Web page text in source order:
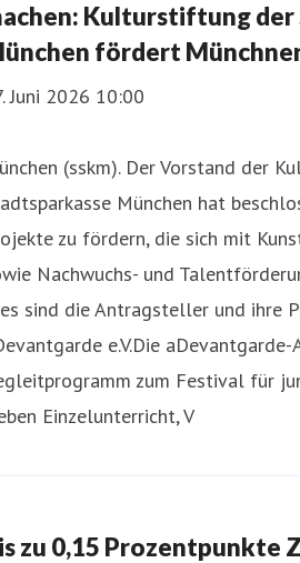
Kulturstiftung der
fördert
Juni 2026 10:00
(sskm). Der Vorstand der
München hat
zu fördern, die sich mit
Nachwuchs- und
sind die Antragsteller und ihre
e.V.Die
zum Festival für
Einzelunterricht, V
zu 0,15 Prozentpunkte